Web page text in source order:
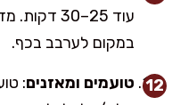
עוד
במקום לערבב בכף.
טועמים ומאזנים: